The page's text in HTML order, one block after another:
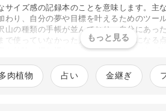
イズ感の記録本のことを意味します。主
わり、自分の夢や目標を叶えるためのツー
山の種類の手帳が並んでおり、自分にあっ
で使っていなかった人にとっては気になる
や勉強の振り返り、出費の記録などがあげ
のハッシュタグで検索するとそれらのイ
上しており、くすみカラーやおしゃれな手
肉植物 占い 金継ぎ